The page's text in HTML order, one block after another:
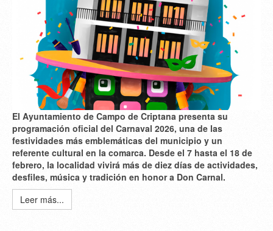
El Ayuntamiento de Campo de Criptana presenta su
programación oficial del Carnaval 2026, una de las
festividades más emblemáticas del municipio y un
referente cultural en la comarca. Desde el 7 hasta el 18 de
febrero, la localidad vivirá más de diez días de actividades,
desfiles, música y tradición en honor a Don Carnal.
Leer más...